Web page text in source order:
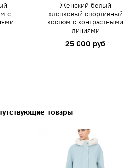
с
Женский белый
хлопковый спортивный
костюм с контрастными
линиями
25 000 руб
товары